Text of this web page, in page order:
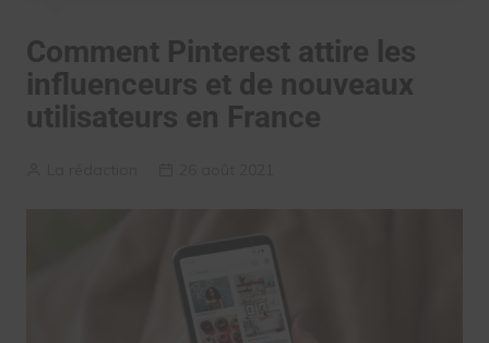
Comment Pinterest attire les
influenceurs et de nouveaux
utilisateurs en France